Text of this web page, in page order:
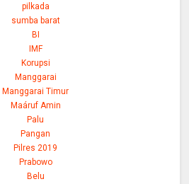
pilkada
sumba barat
BI
IMF
Korupsi
Manggarai
Manggarai Timur
Maáruf Amin
Palu
Pangan
Pilres 2019
Prabowo
Belu